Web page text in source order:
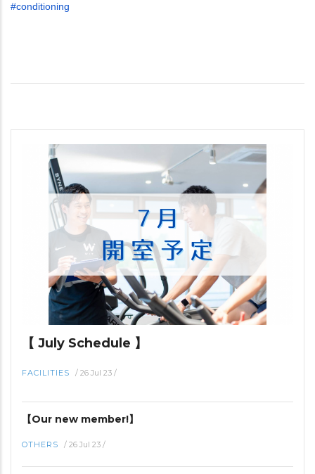
#conditioning
【 July Schedule 】
FACILITIES / 26 Jul 23 /
【Our new member!】
OTHERS / 26 Jul 23 /